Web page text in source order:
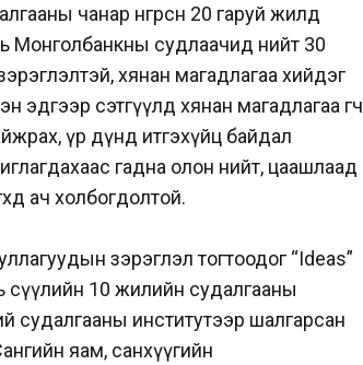
чанар өнгөрсөн 20 гаруй жилд
нь Монголбанкны судлаачид нийт 30
хянан магадлагаа хийдэг
сэтгүүлд хянан магадлагаа өгч
үр дүнд итгэхүйц байдал
гадна олон нийт, цаашлаад
ач холбогдолтой.
зэрэглэл тогтоодог “Ideas”
сүүлийн 10 жилийн судалгааны
судалгааны институтээр шалгарсан
яам, санхүүгийн